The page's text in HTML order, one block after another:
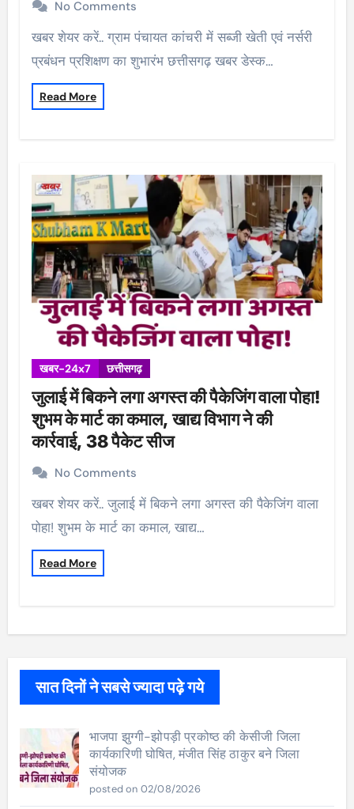
No Comments
खबर शेयर करें.. ग्राम पंचायत कांचरी में सब्जी खेती एवं नर्सरी
प्रबंधन प्रशिक्षण का शुभारंभ छत्तीसगढ़ खबर डेस्क…
Read More
खबर-24x7 छत्तीसगढ़
जुलाई में बिकने लगा अगस्त की पैकेजिंग वाला पोहा!
शुभम के मार्ट का कमाल, खाद्य विभाग ने की
कार्रवाई, 38 पैकेट सीज
No Comments
खबर शेयर करें.. जुलाई में बिकने लगा अगस्त की पैकेजिंग वाला
पोहा! शुभम के मार्ट का कमाल, खाद्य…
Read More
सात दिनों ने सबसे ज्यादा पढ़े गये
भाजपा झुग्गी-झोपड़ी प्रकोष्ठ की केसीजी जिला
कार्यकारिणी घोषित, मंजीत सिंह ठाकुर बने जिला
संयोजक
posted on 02/08/2026